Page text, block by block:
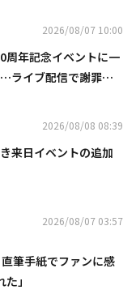
2026/08/07 10:00
周年記念イベントに一
ライブ配信で謝罪
2026/08/08 08:39
来日イベントの追加
2026/08/07 03:57
筆手紙でファンに感
」